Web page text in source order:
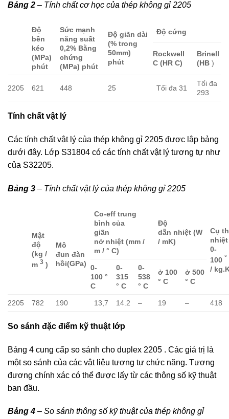
Bảng 2 – Tính chất cơ học của thép không gỉ 2205
Độ
bền
kéo
(MPa)
phút
Sức mạnh
năng suất
0,2% Bằng
chứng
(MPa) phút
Độ giãn dài
(% trong
50mm)
phút
Độ cứng
Rockwell
C (HR C)
Brinell
(HB )
2205 621 448 25 Tối đa 31
Tối đa
293
Tính chất vật lý
Các tính chất vật lý của thép không gỉ 2205 được lập bảng
dưới đây. Lớp S31804 có các tính chất vật lý tương tự như
của S32205.
Bảng 3 – Tính chất vật lý của thép không gỉ 2205
Mật
độ
(kg /
m3 )
Mô
đun đàn
hồi(GPa)
Co-eff trung
bình của
giãn
nở nhiệt (mm /
m / ° C)
Độ
dẫn nhiệt (W
/ mK)
Cụ
nhiệt
0-
100 °
/
0-
100 °
C
0-
315
° C
0-
538
° C
ở 100
° C
ở 500
° C
2205 782 190 13,7 14.2 – 19 – 418
So sánh đặc điểm kỹ thuật lớp
Bảng 4 cung cấp so sánh cho duplex 2205 . Các giá trị là
một so sánh của các vật liệu tương tự chức năng. Tương
đương chính xác có thể được lấy từ các thông số kỹ thuật
ban đầu.
Bảng 4 – So sánh thông số kỹ thuật của thép không gỉ